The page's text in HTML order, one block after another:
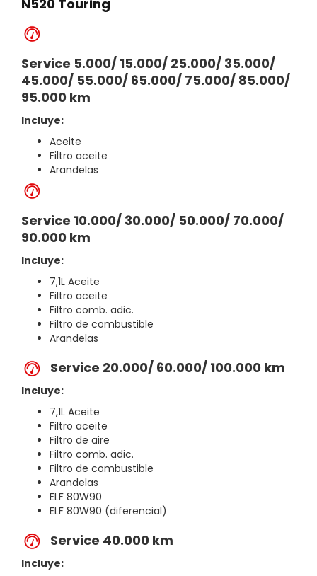
N520 Touring
Service 5.000/ 15.000/ 25.000/ 35.000/
45.000/ 55.000/ 65.000/ 75.000/ 85.000/
95.000 km
Incluye:
Aceite
Filtro aceite
Arandelas
Service 10.000/ 30.000/ 50.000/ 70.000/
90.000 km
Incluye:
7,1L Aceite
Filtro aceite
Filtro comb. adic.
Filtro de combustible
Arandelas
Service 20.000/ 60.000/ 100.000 km
Incluye:
7,1L Aceite
Filtro aceite
Filtro de aire
Filtro comb. adic.
Filtro de combustible
Arandelas
ELF 80W90
ELF 80W90 (diferencial)
Service 40.000 km
Incluye: